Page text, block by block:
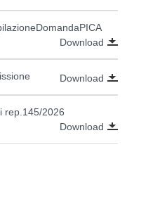
Download
Download
rep.145/2026
Download